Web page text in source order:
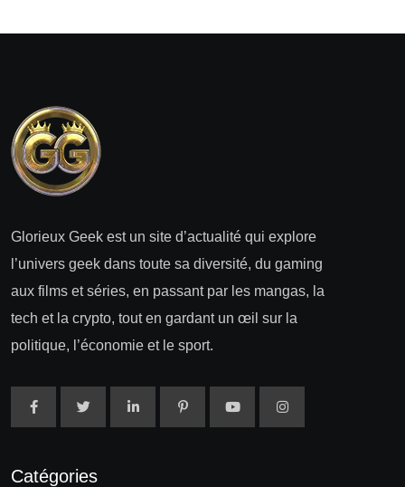
Glorieux Geek est un site d’actualité qui explore
l’univers geek dans toute sa diversité, du gaming
aux films et séries, en passant par les mangas, la
tech et la crypto, tout en gardant un œil sur la
politique, l’économie et le sport.
Catégories